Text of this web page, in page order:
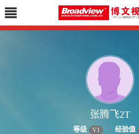
张腾飞2T
等级 V1 经验值